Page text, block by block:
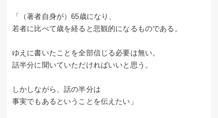
「（著者自身が）65歳になり、
若者に比べて歳を経ると悲観的になるものである。
ゆえに書いたことを全部信じる必要は無い。
話半分に聞いていただければいいと思う。
しかしながら、話の半分は
事実でもあるということを伝えたい」